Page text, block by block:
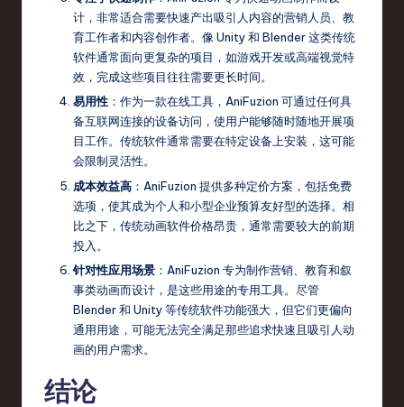
计，非常适合需要快速产出吸引人内容的营销人员、教
育工作者和内容创作者。像 Unity 和 Blender 这类传统
软件通常面向更复杂的项目，如游戏开发或高端视觉特
效，完成这些项目往往需要更长时间。
易用性 ：作为一款在线工具，AniFuzion 可通过任何具
备互联网连接的设备访问，使用户能够随时随地开展项
目工作。传统软件通常需要在特定设备上安装，这可能
会限制灵活性。
成本效益高 ：AniFuzion 提供多种定价方案，包括免费
选项，使其成为个人和小型企业预算友好型的选择。相
比之下，传统动画软件价格昂贵，通常需要较大的前期
投入。
针对性应用场景 ：AniFuzion 专为制作营销、教育和叙
事类动画而设计，是这些用途的专用工具。尽管
Blender 和 Unity 等传统软件功能强大，但它们更偏向
通用用途，可能无法完全满足那些追求快速且吸引人动
画的用户需求。
结论